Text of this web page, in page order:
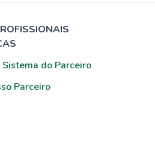
do Parceiro
Parceiro